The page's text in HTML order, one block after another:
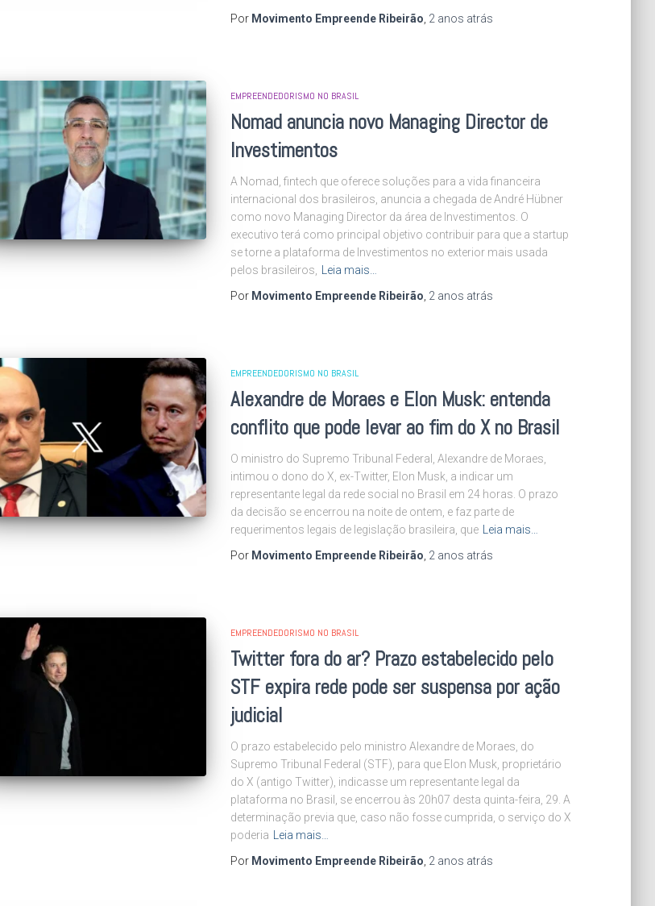
Por Movimento Empreende Ribeirão 2 anos atrás
EMPREENDEDORISMO NO BRASIL
Nomad anuncia novo Managing Director de
Investimentos
A Nomad, fintech que oferece soluções para a vida financeira
internacional dos brasileiros, anuncia a chegada de André Hübner
como novo Managing Director da área de Investimentos. O
executivo terá como principal objetivo contribuir para que a startup
se torne a plataforma de Investimentos no exterior mais usada
pelos brasileiros,
Leia mais…
Por Movimento Empreende Ribeirão 2 anos atrás
EMPREENDEDORISMO NO BRASIL
Alexandre de Moraes e Elon Musk: entenda
conflito que pode levar ao fim do X no Brasil
O ministro do Supremo Tribunal Federal, Alexandre de Moraes,
intimou o dono do X, ex-Twitter, Elon Musk, a indicar um
representante legal da rede social no Brasil em 24 horas. O prazo
da decisão se encerrou na noite de ontem, e faz parte de
requerimentos legais de legislação brasileira, que
Leia mais…
Por Movimento Empreende Ribeirão 2 anos atrás
EMPREENDEDORISMO NO BRASIL
Twitter fora do ar? Prazo estabelecido pelo
STF expira rede pode ser suspensa por ação
judicial
O prazo estabelecido pelo ministro Alexandre de Moraes, do
Supremo Tribunal Federal (STF), para que Elon Musk, proprietário
do X (antigo Twitter), indicasse um representante legal da
plataforma no Brasil, se encerrou às 20h07 desta quinta-feira, 29. A
determinação previa que, caso não fosse cumprida, o serviço do X
poderia
Leia mais…
Por Movimento Empreende Ribeirão 2 anos atrás